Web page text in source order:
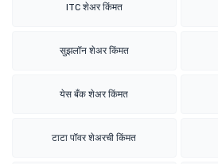
ITC शेअर किंमत
सुझलॉन शेअर किंमत
येस बँक शेअर किंमत
टाटा पॉवर शेअरची किंमत